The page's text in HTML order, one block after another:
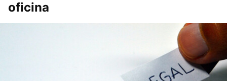
oficina